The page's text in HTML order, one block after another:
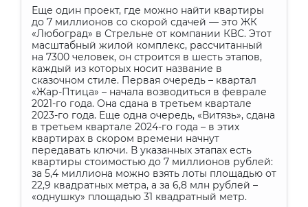
Еще один проект, где можно найти квартиры
до 7 миллионов со скорой сдачей — это ЖК
«Любоград» в Стрельне от компании КВС. Этот
масштабный жилой комплекс, рассчитанный
на 7300 человек, он строится в шесть этапов,
каждый из которых носит название в
сказочном стиле. Первая очередь – квартал
«Жар-Птица» – начала возводиться в феврале
2021-го года. Она сдана в третьем квартале
2023-го года. Еще одна очередь, «Витязь», сдана
в третьем квартале 2024-го года – в этих
квартирах в скором времени начнут
передавать ключи. В указанных этапах есть
квартиры стоимостью до 7 миллионов рублей:
за 5,4 миллиона можно взять лоты площадью от
22,9 квадратных метра, а за 6,8 млн рублей –
«однушку» площадью 31 квадратный метр.